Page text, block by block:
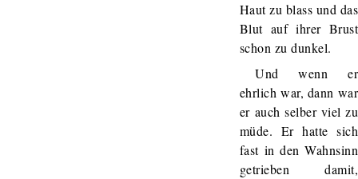
Haut zu blass und das
Blut auf ihrer Brust
schon zu dunkel.
Und wenn er
ehrlich war, dann war
er auch selber viel zu
müde. Er hatte sich
fast in den Wahnsinn
getrieben damit,